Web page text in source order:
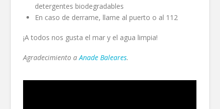
detergentes biodegradables
En caso de derrame, llame al puerto o al 112
¡A todos nos gusta el mar y el agua limpia!
Agradecimiento aAnade Baleares.